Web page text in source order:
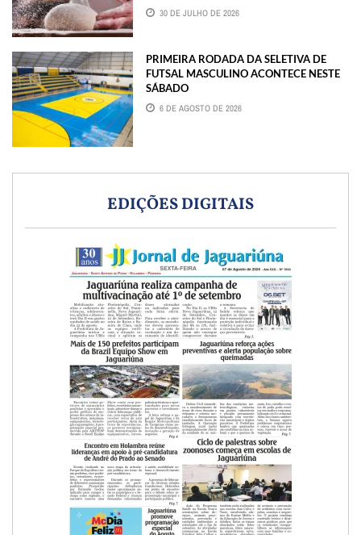
30 DE JULHO DE 2026
PRIMEIRA RODADA DA SELETIVA DE
FUTSAL MASCULINO ACONTECE NESTE
SÁBADO
6 DE AGOSTO DE 2026
EDIÇÕES DIGITAIS